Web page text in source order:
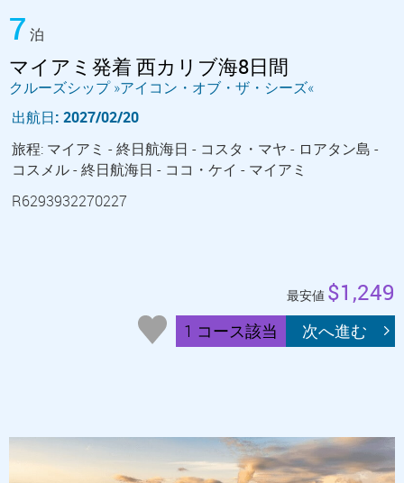
7 泊
マイアミ発着 西カリブ海8日間
クルーズシップ »アイコン・オブ・ザ・シーズ«
出航日: 2027/02/20
旅程: マイアミ - 終日航海日 - コスタ・マヤ - ロアタン島 -
コスメル - 終日航海日 - ココ・ケイ - マイアミ
R6293932270227
最安値 $1,249
1 コース該当 次へ進む